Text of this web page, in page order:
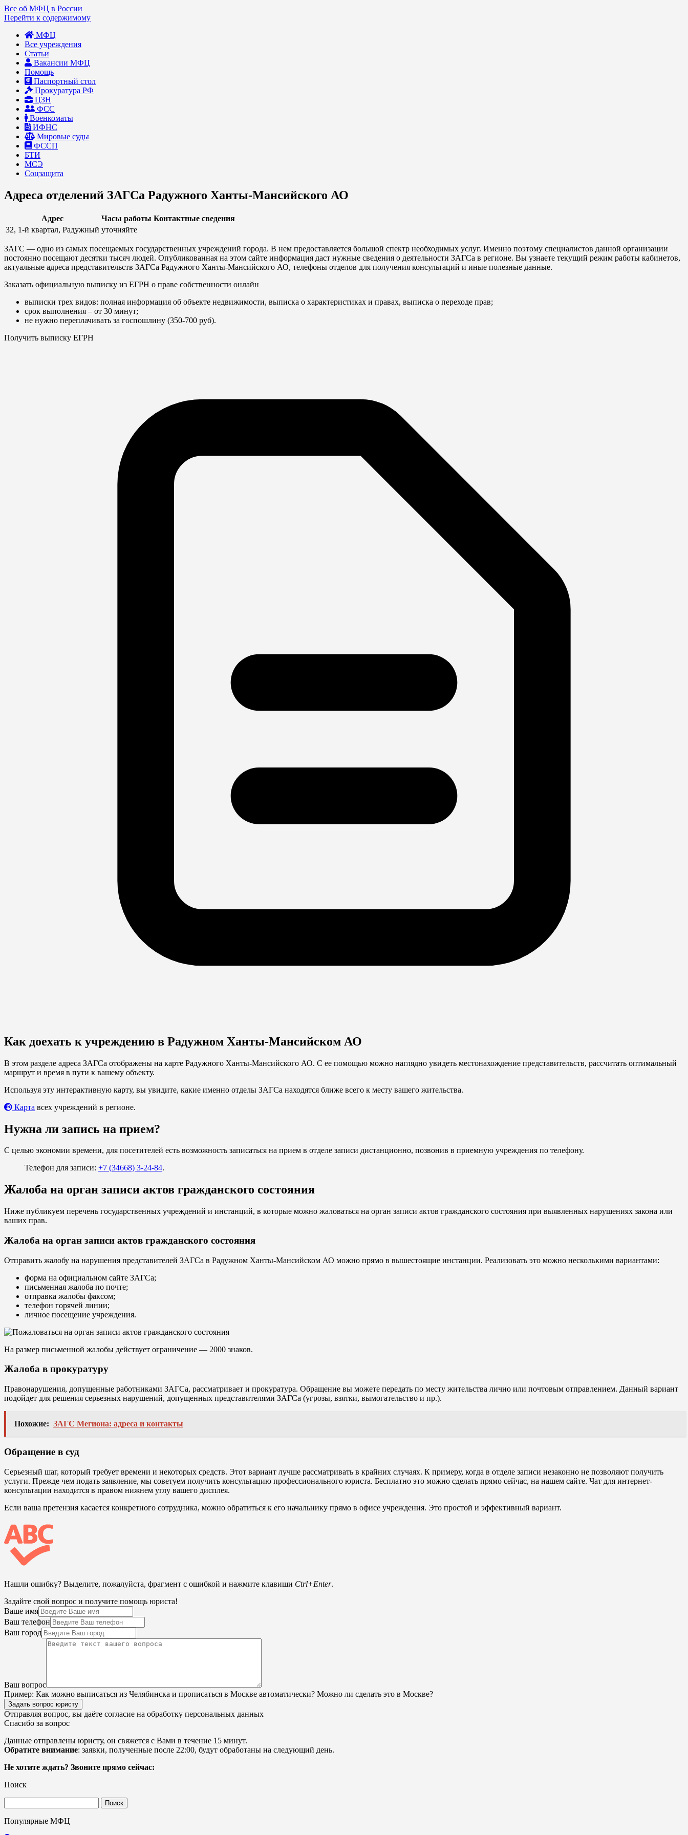
Все об МФЦ в России
Перейти к содержимому
МФЦ
Все учреждения
Статьи
Вакансии МФЦ
Помощь
Паспортный стол
Прокуратура РФ
ЦЗН
ФСС
Военкоматы
ИФНС
Мировые суды
ФССП
БТИ
МСЭ
Соцзащита
Адреса отделений ЗАГСа Радужного Ханты-Мансийского АО
Адрес Часы работы Контактные сведения
32, 1-й квартал, Радужный уточняйте
ЗАГС — одно из самых посещаемых государственных учреждений города. В нем предоставляется большой спектр необходимых услуг. Именно поэтому специалистов данной организации
постоянно посещают десятки тысяч людей. Опубликованная на этом сайте информация даст нужные сведения о деятельности ЗАГСа в регионе. Вы узнаете текущий режим работы кабинетов,
актуальные адреса представительств ЗАГСа Радужного Ханты-Мансийского АО, телефоны отделов для получения консультаций и иные полезные данные.
Заказать официальную выписку из ЕГРН о праве собственности онлайн
выписки трех видов: полная информация об объекте недвижимости, выписка о характеристиках и правах, выписка о переходе прав;
срок выполнения – от 30 минут;
не нужно переплачивать за госпошлину (350-700 руб).
Получить выписку ЕГРН
Как доехать к учреждению в Радужном Ханты-Мансийском АО
В этом разделе адреса ЗАГСа отображены на карте Радужного Ханты-Мансийского АО. С ее помощью можно наглядно увидеть местонахождение представительств, рассчитать оптимальный
маршрут и время в пути к вашему объекту.
Используя эту интерактивную карту, вы увидите, какие именно отделы ЗАГСа находятся ближе всего к месту вашего жительства.
Карта всех учреждений в регионе.
Нужна ли запись на прием?
С целью экономии времени, для посетителей есть возможность записаться на прием в отделе записи дистанционно, позвонив в приемную учреждения по телефону.
Телефон для записи: +7 (34668) 3-24-84.
Жалоба на орган записи актов гражданского состояния
Ниже публикуем перечень государственных учреждений и инстанций, в которые можно жаловаться на орган записи актов гражданского состояния при выявленных нарушениях закона или
ваших прав.
Жалоба на орган записи актов гражданского состояния
Отправить жалобу на нарушения представителей ЗАГСа в Радужном Ханты-Мансийском АО можно прямо в вышестоящие инстанции. Реализовать это можно несколькими вариантами:
форма на официальном сайте ЗАГСа;
письменная жалоба по почте;
отправка жалобы факсом;
телефон горячей линии;
личное посещение учреждения.
На размер письменной жалобы действует ограничение — 2000 знаков.
Жалоба в прокуратуру
Правонарушения, допущенные работниками ЗАГСа, рассматривает и прокуратура. Обращение вы можете передать по месту жительства лично или почтовым отправлением. Данный вариант
подойдет для решения серьезных нарушений, допущенных представителями ЗАГСа (угрозы, взятки, вымогательство и пр.).
Похожие: ЗАГС Мегиона: адреса и контакты
Обращение в суд
Серьезный шаг, который требует времени и некоторых средств. Этот вариант лучше рассматривать в крайних случаях. К примеру, когда в отделе записи незаконно не позволяют получить
услуги. Прежде чем подать заявление, мы советуем получить консультацию профессионального юриста. Бесплатно это можно сделать прямо сейчас, на нашем сайте. Чат для интернет-
консультации находится в правом нижнем углу вашего дисплея.
Если ваша претензия касается конкретного сотрудника, можно обратиться к его начальнику прямо в офисе учреждения. Это простой и эффективный вариант.
Нашли ошибку? Выделите, пожалуйста, фрагмент с ошибкой и нажмите клавиши Ctrl+Enter.
Задайте свой вопрос и получите помощь юриста!
Ваше имя
Ваш телефон
Ваш город
Ваш вопрос
Пример: Как можно выписаться из Челябинска и прописаться в Москве автоматически? Можно ли сделать это в Москве?
Задать вопрос юристу
Отправляя вопрос, вы даёте согласие на обработку персональных данных
Спасибо за вопрос
Данные отправлены юристу, он свяжется с Вами в течение 15 минут.
Обратите внимание: заявки, полученные после 22:00, будут обработаны на следующий день.
Не хотите ждать? Звоните прямо сейчас:
Поиск
Популярные МФЦ